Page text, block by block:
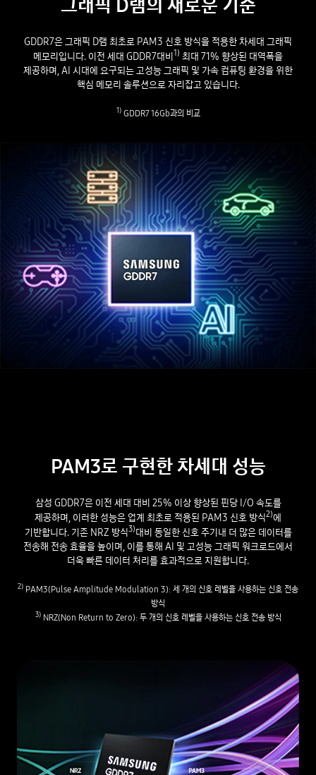
GDDR7은 그래픽 D램 최초로 PAM3 신호 방식을 적용한 차세대 그래픽
메모리입니다. 이전 세대 GDDR7대비1) 최대 71% 향상된 대역폭을
제공하며, AI 시대에 요구되는 고성능 그래픽 및 가속 컴퓨팅 환경을 위한
핵심 메모리 솔루션으로 자리잡고 있습니다.
1)GDDR7 16Gb과의 비교
PAM3로 구현한 차세대 성능
삼성 GDDR7은 이전 세대 대비 25% 이상 향상된 핀당 I/O 속도를
제공하며, 이러한 성능은 업계 최초로 적용된 PAM3 신호 방식2)에
기반합니다. 기존 NRZ 방식3)대비 동일한 신호 주기내 더 많은 데이터를
전송해 전송 효율을 높이며, 이를 통해 AI 및 고성능 그래픽 워크로드에서
더욱 빠른 데이터 처리를 효과적으로 지원합니다.
2) PAM3(Pulse Amplitude Modulation 3): 세 개의 신호 레벨을 사용하는 신호 전송
방식
3)NRZ(Non Return to Zero): 두 개의 신호 레벨을 사용하는 신호 전송 방식